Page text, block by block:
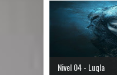
Nivel 04 - Luqla